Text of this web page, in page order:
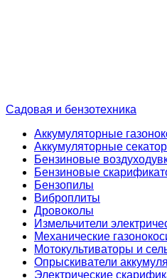
Садовая и бензотехника
Аккумуляторные
Аккумуляторные
Бензиновые
Бензиновые
Бензопилы
Виброплиты
Дровоколы
Измельчители
Механические
Мотокультиваторы и
Опрыскиватели
Электрические